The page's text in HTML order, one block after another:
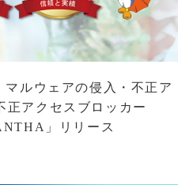
マルウェアの侵入・不正ア
正アクセスブロッカー
」リリース